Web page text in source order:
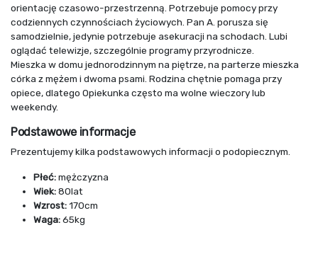
orientację czasowo-przestrzenną. Potrzebuje pomocy przy
codziennych czynnościach życiowych. Pan A. porusza się
samodzielnie, jedynie potrzebuje asekuracji na schodach. Lubi
oglądać telewizje, szczególnie programy przyrodnicze.
Mieszka w domu jednorodzinnym na piętrze, na parterze mieszka
córka z mężem i dwoma psami. Rodzina chętnie pomaga przy
opiece, dlatego Opiekunka często ma wolne wieczory lub
weekendy.
Podstawowe informacje
Prezentujemy kilka podstawowych informacji o podopiecznym.
Płeć:mężczyzna
Wiek:80lat
Wzrost:170cm
Waga:65kg